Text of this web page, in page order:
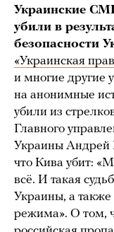
Украинские
убили в
безопасности
«Украинская
и многие другие
на анонимные
убили из
Главного
Украины Андрей
что Кива убит:
всё. И такая
Украины, а
режима». О том,